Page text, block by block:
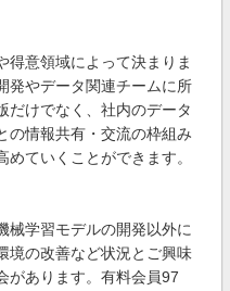
得意領域によって決まりま
発やデータ関連チームに所
だけでなく、社内のデータ
の情報共有・交流の枠組み
ていくことができます。
械学習モデルの開発以外に
境の改善など状況とご興味
があります。有料会員97